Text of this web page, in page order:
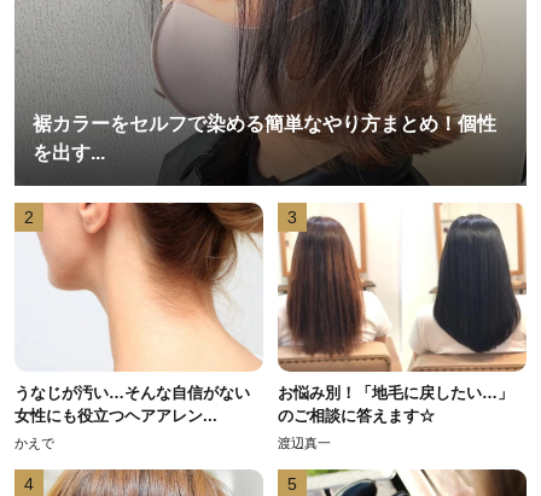
裾カラーをセルフで染める簡単なやり方まとめ！個性
を出す...
2
うなじが汚い…そんな自信がない
女性にも役立つヘアアレン...
かえで
3
お悩み別！「地毛に戻したい…」
のご相談に答えます☆
渡辺真一
4 5